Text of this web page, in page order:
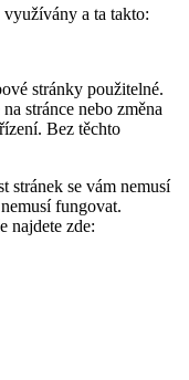
a ta takto:
stránky použitelné.
stránce nebo změna
Bez těchto
stránek se vám nemusí
fungovat.
najdete zde: